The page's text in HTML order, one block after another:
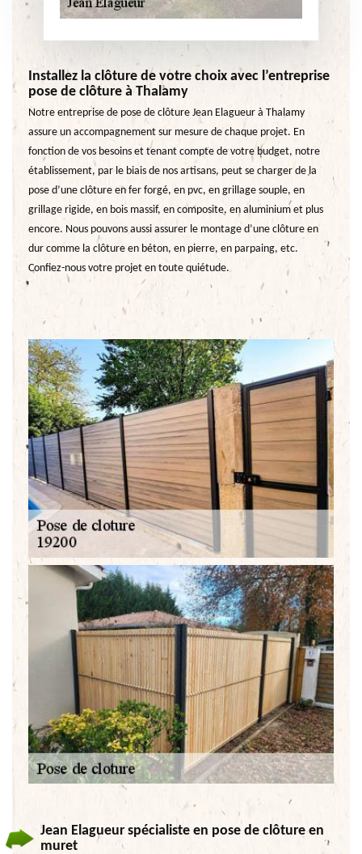
Installez la clôture de votre choix avec l’entreprise
pose de clôture à Thalamy
Notre entreprise de pose de clôture Jean Elagueur à Thalamy
assure un accompagnement sur mesure de chaque projet. En
fonction de vos besoins et tenant compte de votre budget, notre
établissement, par le biais de nos artisans, peut se charger de la
pose d’une clôture en fer forgé, en pvc, en grillage souple, en
grillage rigide, en bois massif, en composite, en aluminium et plus
encore. Nous pouvons aussi assurer le montage d’une clôture en
dur comme la clôture en béton, en pierre, en parpaing, etc.
Confiez-nous votre projet en toute quiétude.
Jean Elagueur spécialiste en pose de clôture en
muret